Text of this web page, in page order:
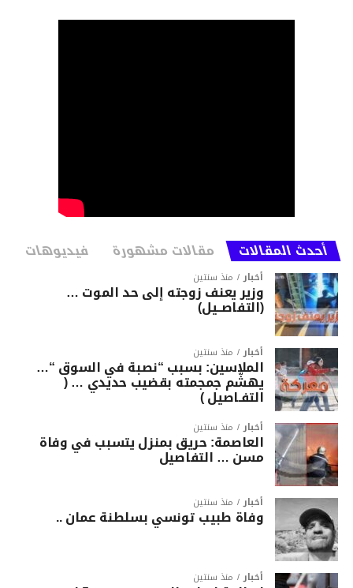
أحدث المقالات مقالات مشهورة فيديوهات
أخبار منذ سنتين
وزير يعنف زوجته إلى حد الموت …
(التفاصــيل)
أخبار منذ سنتين
الملاسين: بسبب “نصبة في السوق “…
يهشّم جمجمته بقضيب حديدي … (
التفـاصيل )
أخبار منذ سنتين
العاصمة: حريق بمنزل يتسبب في وفاة
مسن … التفاصيل
أخبار منذ سنتين
وفاة طبيب تونسي بسلطنة عمان ..
أخبار منذ سنتين